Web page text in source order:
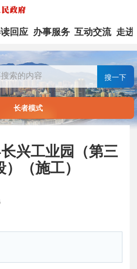
回应 办事服务 互动交流 走进
搜一下
长者模式
兴工业园（第三
）（施工）